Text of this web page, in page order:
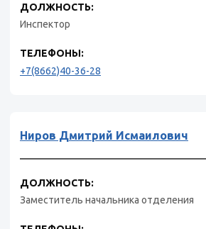
ДОЛЖНОСТЬ:
Инспектор
ТЕЛЕФОНЫ:
+7(8662)40-36-28
Ниров Дмитрий Исмаилович
ДОЛЖНОСТЬ:
Заместитель начальника отделения